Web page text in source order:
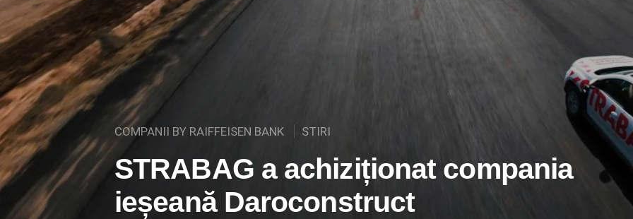
COMPANII BY RAIFFEISEN BANK STIRI
STRABAG a achiziționat compania
ieșeană Daroconstruct